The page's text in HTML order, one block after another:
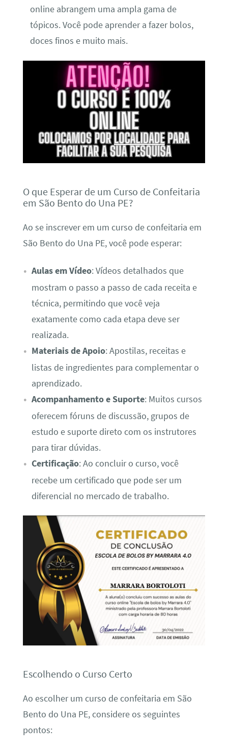
online abrangem uma ampla gama de
tópicos. Você pode aprender a fazer bolos,
doces finos e muito mais.
O que Esperar de um Curso de Confeitaria
em São Bento do Una PE?
Ao se inscrever em um curso de confeitaria em
São Bento do Una PE, você pode esperar:
Aulas em Vídeo: Vídeos detalhados que
mostram o passo a passo de cada receita e
técnica, permitindo que você veja
exatamente como cada etapa deve ser
realizada.
Materiais de Apoio: Apostilas, receitas e
listas de ingredientes para complementar o
aprendizado.
Acompanhamento e Suporte: Muitos cursos
oferecem fóruns de discussão, grupos de
estudo e suporte direto com os instrutores
para tirar dúvidas.
Certificação: Ao concluir o curso, você
recebe um certificado que pode ser um
diferencial no mercado de trabalho.
Escolhendo o Curso Certo
Ao escolher um curso de confeitaria em São
Bento do Una PE, considere os seguintes
pontos: